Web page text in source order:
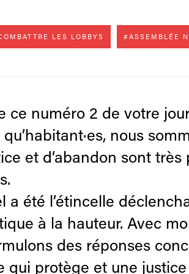
LES LOBBYS #ASSEMBLÉE
ce numéro 2 de votre
nous
et d’abandon sont
a été l’étincelle
à la hauteur. Avec
des réponses
qui protège et une